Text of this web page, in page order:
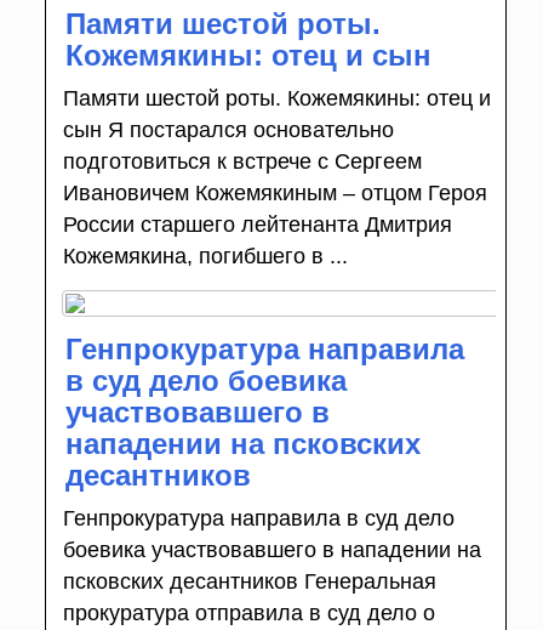
Памяти шестой роты.
Кожемякины: отец и сын
Памяти шестой роты. Кожемякины: отец и
сын Я постарался основательно
подготовиться к встрече с Сергеем
Ивановичем Кожемякиным – отцом Героя
России старшего лейтенанта Дмитрия
Кожемякина, погибшего в ...
Генпрокуратура направила
в суд дело боевика
участвовавшего в
нападении на псковских
десантников
Генпрокуратура направила в суд дело
боевика участвовавшего в нападении на
псковских десантников Генеральная
прокуратура отправила в суд дело о